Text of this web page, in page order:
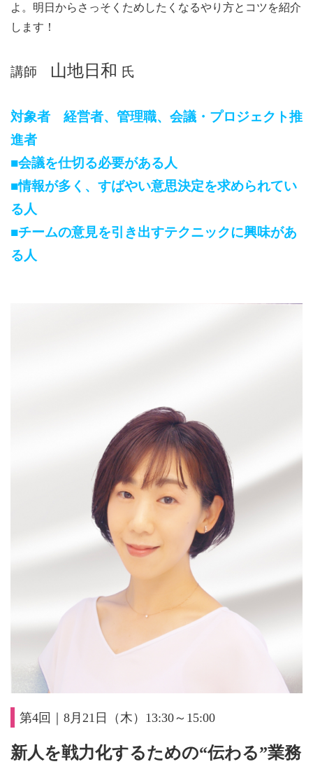
よ。明日からさっそくためしたくなるやり方とコツを紹介
します！
講師 山地日和 氏
対象者 経営者、管理職、会議・プロジェクト推
進者
■会議を仕切る必要がある人
■情報が多く、すばやい意思決定を求められてい
る人
■チームの意見を引き出すテクニックに興味があ
る人
第4回｜8月21日（木）13:30～15:00
新人を戦力化するための“伝わる”業務